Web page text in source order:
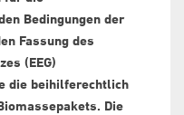
Bedingungen der
Fassung des
(EEG)
die beihilferechtlich
Die